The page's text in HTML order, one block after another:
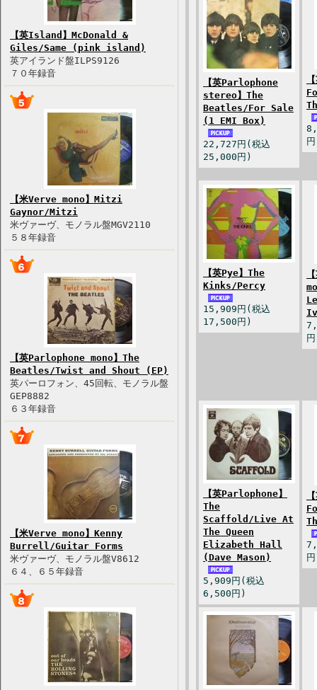
【英Island】McDonald &
Giles/Same (pink island)
英アイランド盤ILPS9126
７０年録音
【米Verve mono】Mitzi
Gaynor/Mitzi
米ヴァーヴ、モノラル盤MGV2110
５８年録音
【英Parlophone mono】The
Beatles/Twist and Shout (EP)
英パーロフォン、45回転、モノラル盤
GEP8882
６３年録音
【米Verve mono】Kenny
Burrell/Guitar Forms
米ヴァーヴ、モノラル盤V8612
６４、６５年録音
【英Parlophone
stereo】The
Beatles/For Sale
(1 EMI Box)
22,727円(税込
25,000円)
【英Pye】The
Kinks/Percy
15,909円(税込
17,500円)
【英Parlophone】
The
Scaffold/Live At
The Queen
Elizabeth Hall
(Dave Mason)
5,909円(税込
6,500円)